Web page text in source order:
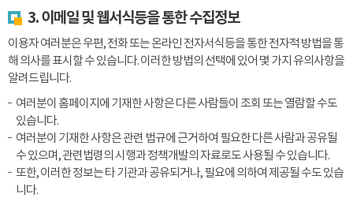
3. 이메일 및 웹서식등을 통한 수집정보
이용자 여러분은 우편, 전화 또는 온라인 전자서식등을 통한 전자적 방법을 통
해 의사를 표시할 수 있습니다. 이러한 방법의 선택에 있어 몇 가지 유의사항을
알려드립니다.
여러분이 홈페이지에 기재한 사항은 다른 사람들이 조회 또는 열람할 수도
있습니다.
여러분이 기재한 사항은 관련 법규에 근거하여 필요한 다른 사람과 공유될
수 있으며, 관련법령의 시행과 정책개발의 자료로도 사용될 수 있습니다.
또한, 이러한 정보는 타 기관과 공유되거나, 필요에 의하여 제공될 수도 있습
니다.